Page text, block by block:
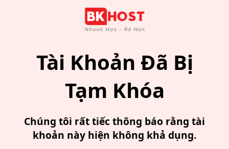
Tài Khoản Đã Bị
Tạm Khóa
Chúng tôi rất tiếc thông báo rằng tài
khoản này hiện không khả dụng.